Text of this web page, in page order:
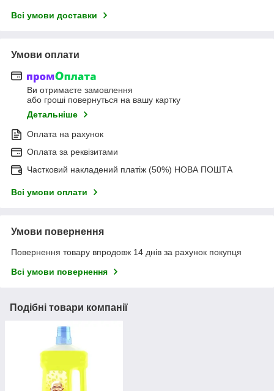
Всі умови доставки
Умови оплати
Ви отримаєте замовлення
або гроші повернуться на вашу картку
Детальніше
Оплата на рахунок
Оплата за реквізитами
Частковий накладений платіж (50%) НОВА ПОШТА
Всі умови оплати
Умови повернення
Повернення товару впродовж 14 днів за рахунок покупця
Всі умови повернення
Подібні товари компанії